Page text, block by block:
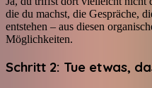
die du machst, die Gespräche,
entstehen – aus diesen
Möglichkeiten.
Schritt 2: Tue etwas,